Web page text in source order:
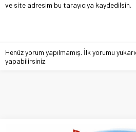
ve site adresim bu tarayıcıya kaydedilsin.
Henüz yorum yapılmamış. İlk yorumu
yapabilirsiniz.